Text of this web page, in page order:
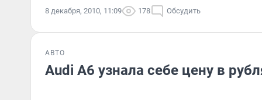
8 декабря, 2010, 11:09 178 Обсудить
АВТО
Audi A6 узнала себе цену в